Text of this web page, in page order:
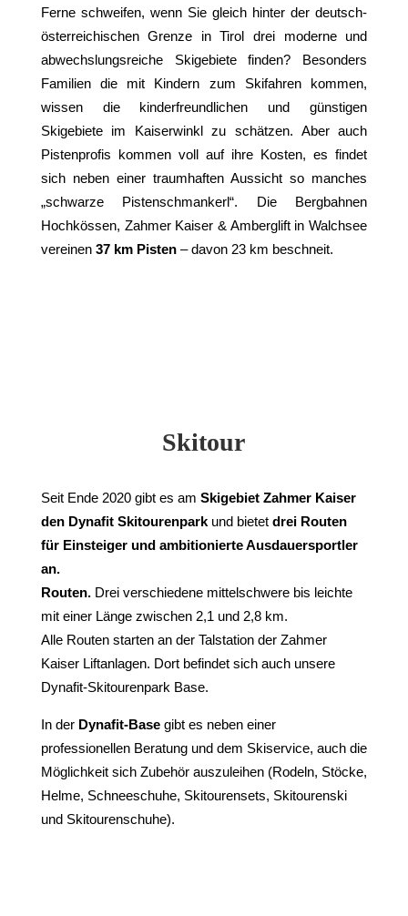
Ferne schweifen, wenn Sie gleich hinter der deutsch-
österreichischen Grenze in Tirol drei moderne und
abwechslungsreiche Skigebiete finden? Besonders
Familien die mit Kindern zum Skifahren kommen,
wissen die kinderfreundlichen und günstigen
Skigebiete im Kaiserwinkl zu schätzen. Aber auch
Pistenprofis kommen voll auf ihre Kosten, es findet
sich neben einer traumhaften Aussicht so manches
„schwarze Pistenschmankerl“. Die Bergbahnen
Hochkössen, Zahmer Kaiser & Amberglift in Walchsee
vereinen 37 km Pisten– davon 23 km beschneit.
Skitour
Seit Ende 2020 gibt es am Skigebiet Zahmer Kaiser
den Dynafit Skitourenparkund bietet drei Routen
für Einsteiger und ambitionierte Ausdauersportler
an.
Routen. Drei verschiedene mittelschwere bis leichte
mit einer Länge zwischen 2,1 und 2,8 km.
Alle Routen starten an der Talstation der Zahmer
Kaiser Liftanlagen. Dort befindet sich auch unsere
Dynafit-Skitourenpark Base.
In der Dynafit-Basegibt es neben einer
professionellen Beratung und dem Skiservice, auch die
Möglichkeit sich Zubehör auszuleihen (Rodeln, Stöcke,
Helme, Schneeschuhe, Skitourensets, Skitourenski
und Skitourenschuhe).